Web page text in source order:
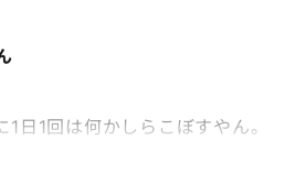
した本届いたから、
れても満足。笑
1日1回は何かしらこぼすやん。